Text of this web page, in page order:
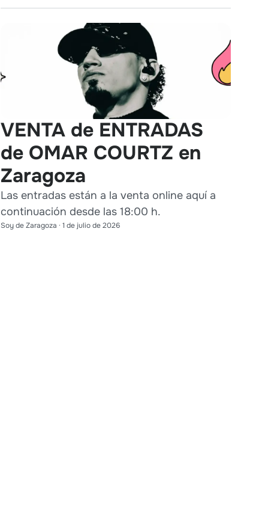
VENTA de ENTRADAS
de OMAR COURTZ en
Zaragoza
Las entradas están a la venta online aquí a
continuación desde las 18:00 h.
Soy de Zaragoza · 1 de julio de 2026